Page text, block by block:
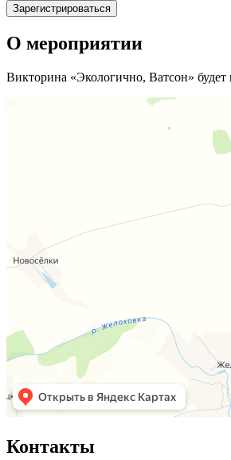
Зарегистрироваться
О мероприятии
Викторина «Экологично, Ватсон»
Контакты